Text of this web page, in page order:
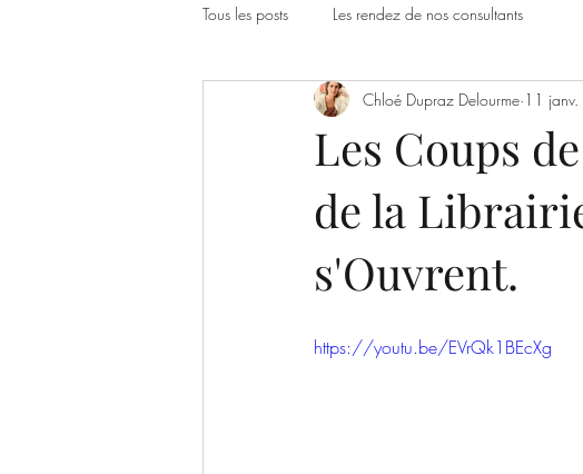
Tous les posts Les rendez de nos consultants
Les Coups
de la
s'Ouvrent.
Chloé Dupraz Delourme 11
https://youtu.be/EVrQk1BEcXg